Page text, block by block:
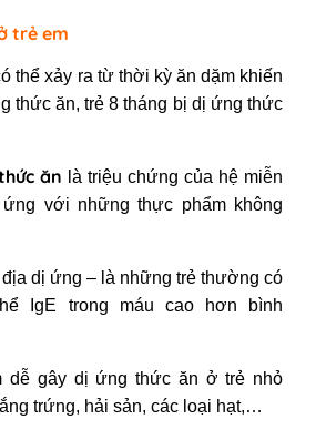
trẻ em
thể xảy ra từ thời kỳ ăn dặm khiến
thức ăn, trẻ 8 tháng bị dị ứng thức
ăn là triệu chứng của hệ miễn
với những thực phẩm không
dị ứng – là những trẻ thường có
IgE trong máu cao hơn bình
dễ gây dị ứng thức ăn ở trẻ nhỏ
trứng, hải sản, các loại hạt,…